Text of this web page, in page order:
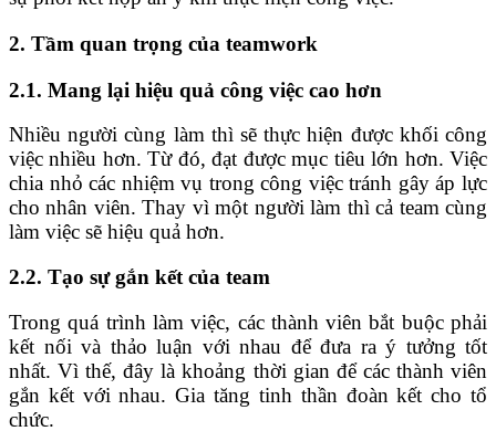
2. Tầm quan trọng của teamwork
2.1. Mang lại hiệu quả công việc cao hơn
Nhiều người cùng làm thì sẽ thực hiện được khối công
việc nhiều hơn. Từ đó, đạt được mục tiêu lớn hơn. Việc
chia nhỏ các nhiệm vụ trong công việc tránh gây áp lực
cho nhân viên. Thay vì một người làm thì cả team cùng
làm việc sẽ hiệu quả hơn.
2.2. Tạo sự gắn kết của team
Trong quá trình làm việc, các thành viên bắt buộc phải
kết nối và thảo luận với nhau để đưa ra ý tưởng tốt
nhất. Vì thế, đây là khoảng thời gian để các thành viên
gắn kết với nhau. Gia tăng tinh thần đoàn kết cho tổ
chức.